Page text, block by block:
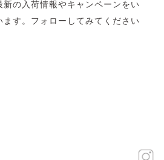
新の入荷情報やキャンペーンをい
ます。フォローしてみてください